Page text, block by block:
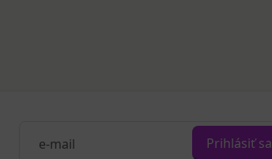
Prihlásiť sa